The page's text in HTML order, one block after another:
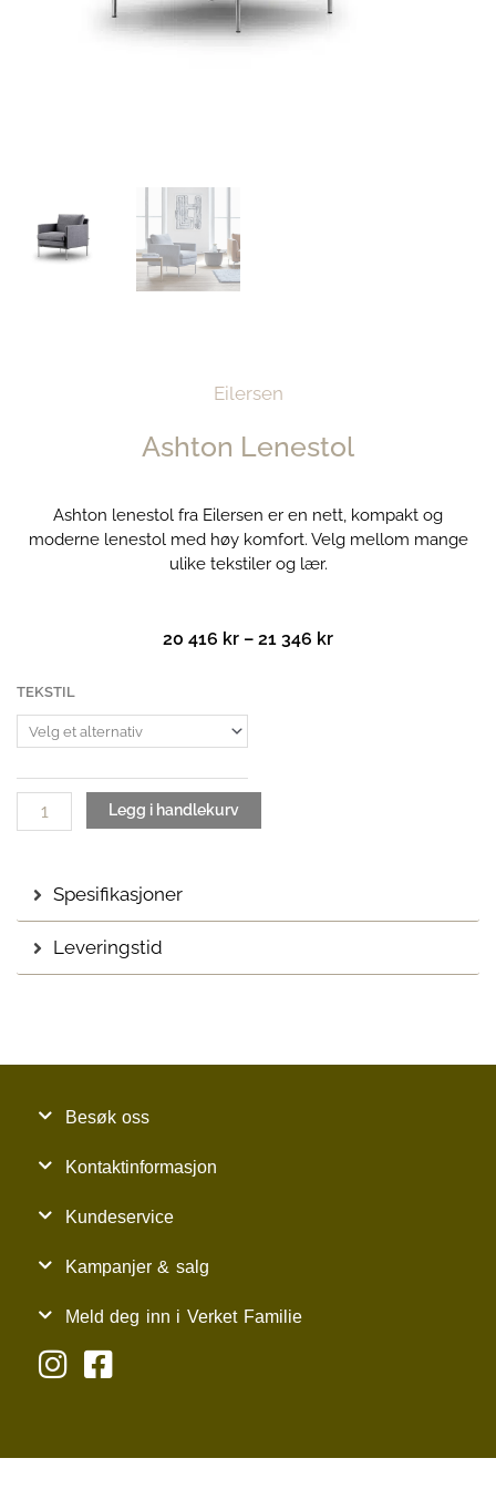
Eilersen
Ashton Lenestol
Ashton lenestol fra Eilersen er en nett, kompakt og
moderne lenestol med høy komfort. Velg mellom mange
ulike tekstiler og lær.
20 416 kr – 21 346 krPrisområde:
TEKSTIL
Ashton
Lenestol
antall
Legg i handlekurv
Spesifikasjoner
Leveringstid
Besøk oss
Kontaktinformasjon
Kundeservice
Kampanjer & salg
Meld deg inn i Verket Familie